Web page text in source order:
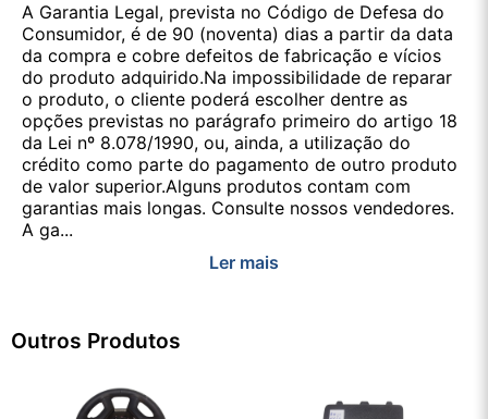
A Garantia Legal, prevista no Código de Defesa do
Consumidor, é de 90 (noventa) dias a partir da data
da compra e cobre defeitos de fabricação e vícios
do produto adquirido.Na impossibilidade de reparar
o produto, o cliente poderá escolher dentre as
opções previstas no parágrafo primeiro do artigo 18
da Lei nº 8.078/1990, ou, ainda, a utilização do
crédito como parte do pagamento de outro produto
de valor superior.Alguns produtos contam com
garantias mais longas. Consulte nossos vendedores.
A ga...
Ler mais
Outros Produtos